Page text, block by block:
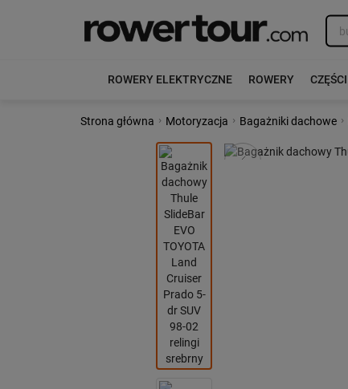
ROWERY ELEKTRYCZNE ROWERY CZĘŚCI
Strona główna › Motoryzacja › Bagażniki dachowe ›
Poprzedni